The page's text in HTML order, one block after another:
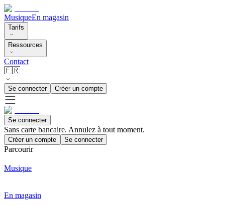
MusiqueEn magasin
Tarifs
Ressources
Contact
🇫🇷
Se connecter Créer un compte
Se connecter
Sans carte bancaire. Annulez à tout moment.
Créer un compte Se connecter
Parcourir
Musique
En magasin